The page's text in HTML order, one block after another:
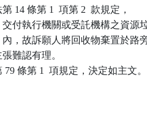
14 條第 1  項第 2  款規定，
交付執行機關或受託機構之資源
內，故訴願人將回收物棄置於路
難認有理。
條第 1  項規定，決定如主文。